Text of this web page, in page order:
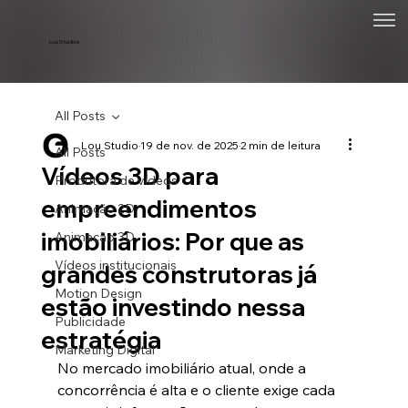
Lou Studios
All Posts
Produtora de vídeos
Animação 2D
Animação 3D
Vídeos institucionais
Motion Design
Publicidade
Marketing Digital
All Posts
Vídeos 3D para
empreendimentos
imobiliários: Por que as
grandes construtoras já
estão investindo nessa
estratégia
Lou Studio19 de nov. de 20252 min de leitura
No mercado imobiliário atual, onde a
concorrência é alta e o cliente exige cada